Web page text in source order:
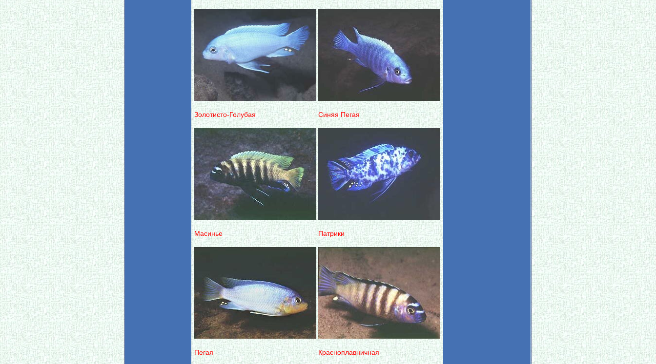
Золотисто-Голубая Синяя Пегая
Масинье Патрики
Пегая Красноплавничная